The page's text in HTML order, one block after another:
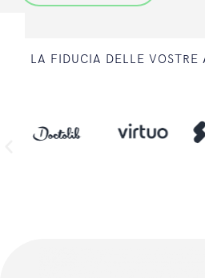
LA FIDUCIA DELLE VOSTRE